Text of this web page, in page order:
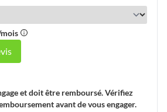
et doit être remboursé. Vérifiez
avant de vous engager.